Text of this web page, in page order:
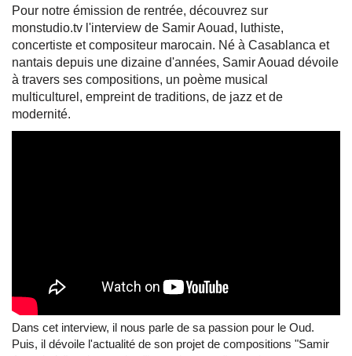
Pour notre émission de rentrée, découvrez sur
monstudio.tv l'interview de Samir Aouad, luthiste,
concertiste et compositeur marocain. Né à Casablanca et
nantais depuis une dizaine d'années, Samir Aouad dévoile
à travers ses compositions, un poème musical
multiculturel, empreint de traditions, de jazz et de
modernité.
Dans cet interview, il nous parle de sa passion pour le Oud.
Puis, il dévoile l'actualité de son projet de compositions "Samir